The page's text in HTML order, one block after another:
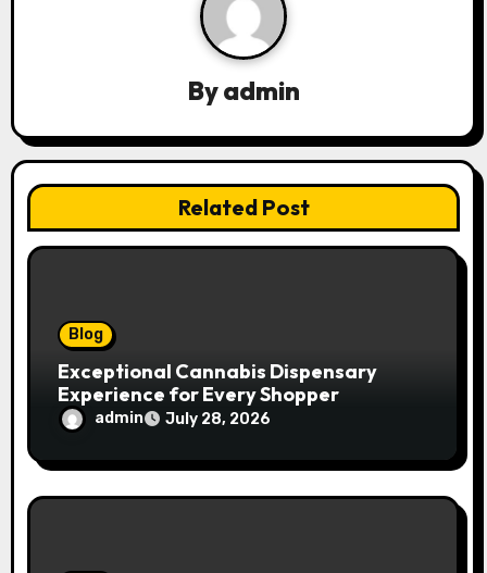
g
a
t
Byadmin
Related Post
Blog
Exceptional Cannabis Dispensary
Experience for Every Shopper
admin July 28, 2026